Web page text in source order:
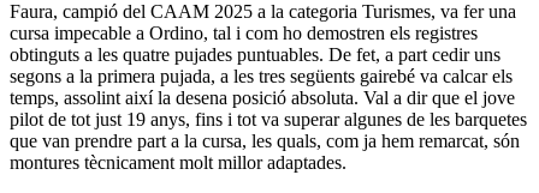
Faura, campió del CAAM 2025 a la categoria Turismes, va fer una
cursa impecable a Ordino, tal i com ho demostren els registres
obtinguts a les quatre pujades puntuables. De fet, a part cedir uns
segons a la primera pujada, a les tres següents gairebé va calcar els
temps, assolint així la desena posició absoluta. Val a dir que el jove
pilot de tot just 19 anys, fins i tot va superar algunes de les barquetes
que van prendre part a la cursa, les quals, com ja hem remarcat, són
montures tècnicament molt millor adaptades.